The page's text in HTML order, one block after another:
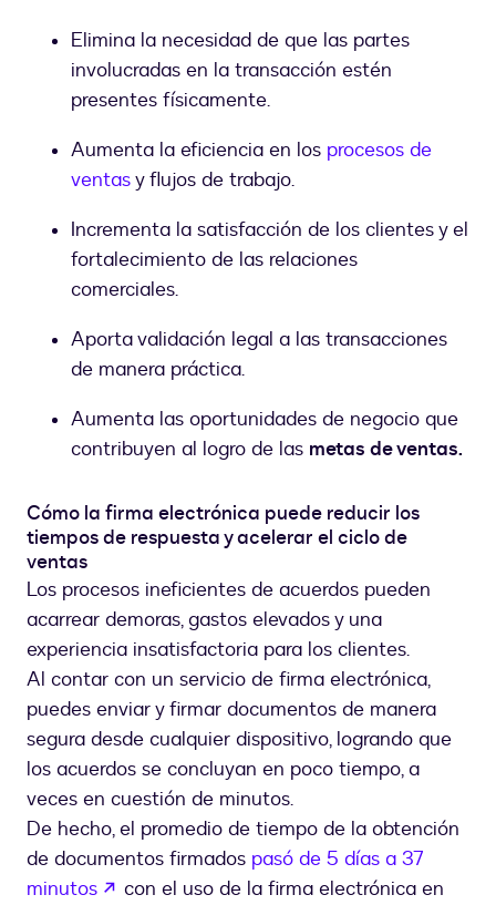
Elimina la necesidad de que las partes
involucradas en la transacción estén
presentes físicamente.
Aumenta la eficiencia en los procesos de
ventasy flujos de trabajo.
Incrementa la satisfacción de los clientes y el
fortalecimiento de las relaciones
comerciales.
Aporta validación legal a las transacciones
de manera práctica.
Aumenta las oportunidades de negocio que
contribuyen al logro de las metas de ventas.
Cómo la firma electrónica puede reducir los
tiempos de respuesta y acelerar el ciclo de
ventas
Los procesos ineficientes de acuerdos pueden
acarrear demoras, gastos elevados y una
experiencia insatisfactoria para los clientes.
Al contar con un servicio de firma electrónica,
puedes enviar y firmar documentos de manera
segura desde cualquier dispositivo, logrando que
los acuerdos se concluyan en poco tiempo, a
veces en cuestión de minutos.
De hecho, el promedio de tiempo de la obtención
de documentos firmados pasó de 5 días a 37
minutos
abre em uma nova guia
con el uso de la firma electrónica en